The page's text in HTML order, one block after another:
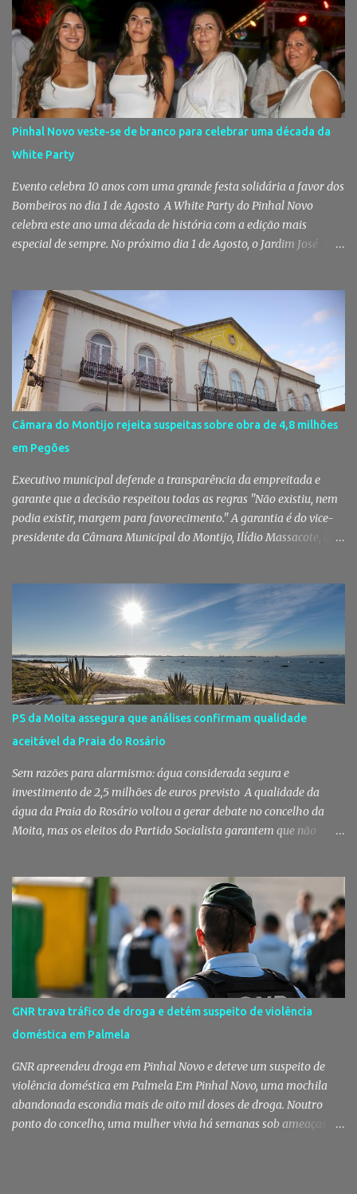
das autoridades sobre este tipo de criminalidade no distrito de
Setúbal. Droga, arma branca e dinheiro apreendidos pela GNR Um
jovem de 16 anos foi detido na segunda-feira, 28 de Julho, por
suspeitas da prática do crime de tráfico de estupefacientes, na
localidade de Pinhal Novo. A detenção foi efetuada pelo Comando
Territorial de Setúbal da GNR, através do Posto Territorial de
Pinhal Novo, no âmbito de uma operação de fiscalização
especialmente direcionada para o combate ao consumo e tráfico
de droga. Segundo a GNR, "os militares da Guarda identificaram
vários indivíduos" durante a ação policial realizada em Pi...
Pinhal Novo veste-se de branco para celebrar uma década da
White Party
Evento celebra 10 anos com uma grande festa solidária a favor dos
Bombeiros no dia 1 de Agosto A White Party do Pinhal Novo
celebra este ano uma década de história com a edição mais
especial de sempre. No próximo dia 1 de Agosto, o Jardim José
que parte das receitas reverterá para a Associação Humanitária
dos Bombeiros Voluntários do Pinhal Novo, reforçando o espírito
comunitário que sempre distinguiu este evento. O branco é a cor
essencial da festa de 1 de Agosto no Pinhal Novo 10 anos depois da
primeira edição, a White Party continua a ser muito mais do que
uma pista de dança ao ar livre. É um ponto de encontro entre
gerações, um momento de reencontro entre amigos e famílias,
mas também o reflexo daquilo que distingue o Pinhal Novo: a
capacidade de transformar uma ideia simples numa tradição que
mobiliza milhares de pessoas. Todos os anos, quando ch...
Câmara do Montijo rejeita suspeitas sobre obra de 4,8 milhões
em Pegões
Executivo municipal defende a transparência da empreitada e
garante que a decisão respeitou todas as regras "Não existiu, nem
podia existir, margem para favorecimento." A garantia é do vice-
presidente da Câmara Municipal do Montijo, Ilídio Massacote, que
decorreu com total transparência, cumpriu todas as exigências
legais e apenas avançou para ajuste direto depois de três
concursos públicos terem ficado desertos. Município responde às
dúvidas sobre a adjudicação da nova escola A Câmara Municipal
do Montijo veio a público responder às dúvidas levantadas em
torno da adjudicação da construção do futuro Centro Escolar de
Pegões, uma empreitada de cerca de 4,8 milhões de euros que
ganhou destaque após uma notícia publicada pelo Página UM. O
jornal questionou, entre outros aspetos, o recurso ao ajuste direto
e a escolha da empresa adjudicatária, uma socied...
PS da Moita assegura que análises confirmam qualidade
aceitável da Praia do Rosário
Sem razões para alarmismo: água considerada segura e
investimento de 2,5 milhões de euros previsto A qualidade da
água da Praia do Rosário voltou a gerar debate no concelho da
Moita, mas os eleitos do Partido Socialista garantem que não
classificação de "Qualidade Aceitável", - posição validada pela a
Agência Portuguesa do Ambiente a 29 de Julho - acusam
algumas informações de criarem preocupações injustificadas e
reforçam que a valorização daquele espaço passa por um
investimento de cerca de 2,5 milhões de euros previsto pela
Câmara Municipal. A praia é um dos espaços naturais mais
emblemáticos da Moita A reação surge depois de terem sido
divulgadas informações que levantaram dúvidas sobre as
condições da Praia do Rosário, levando os eleitos do Partido
Socialista na Câmara Municipal e Assembleia Municipal da Moita,
bem como na União das Freguesias de Gaio-R...
GNR trava tráfico de droga e detém suspeito de violência
doméstica em Palmela
GNR apreendeu droga em Pinhal Novo e deteve um suspeito de
violência doméstica em Palmela Em Pinhal Novo, uma mochila
abandonada escondia mais de oito mil doses de droga. Noutro
ponto do concelho, uma mulher vivia há semanas sob ameaças